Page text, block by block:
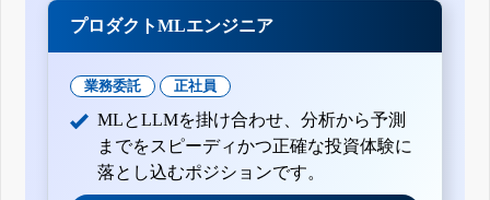
プロダクトMLエンジニア
業務委託 正社員
MLとLLMを掛け合わせ、分析から予測
までをスピーディかつ正確な投資体験に
落とし込むポジションです。